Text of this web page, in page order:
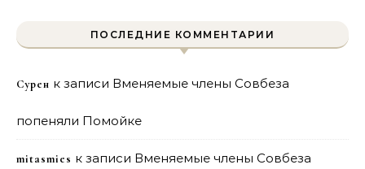
ПОСЛЕДНИЕ КОММЕНТАРИИ
Сурен к записи Вменяемые члены Совбеза
попеняли Помойке
mitasmies к записи Вменяемые члены Совбеза